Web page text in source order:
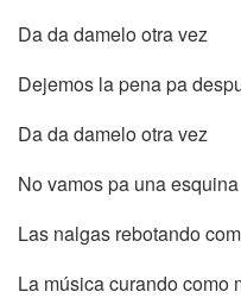
Da da damelo otra vez
Dejemos la pena pa
Da da damelo otra vez
No vamos pa una esquina
Las nalgas rebotando
La música curando como